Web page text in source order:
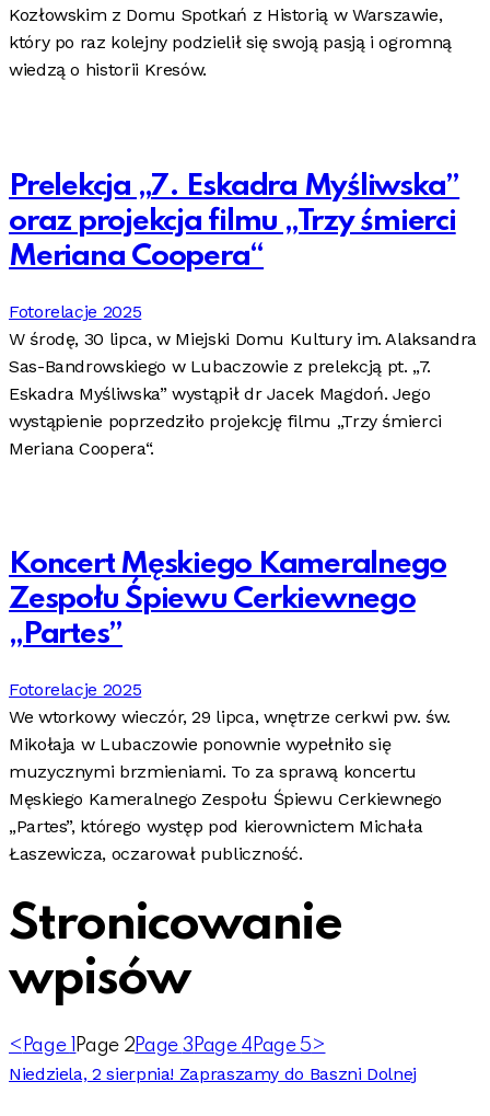
Kozłowskim z Domu Spotkań z Historią w Warszawie,
który po raz kolejny podzielił się swoją pasją i ogromną
wiedzą o historii Kresów.
Prelekcja „7. Eskadra Myśliwska”
oraz projekcja filmu „Trzy śmierci
Meriana Coopera“
Fotorelacje 2025
W środę, 30 lipca, w Miejski Domu Kultury im. Alaksandra
Sas-Bandrowskiego w Lubaczowie z prelekcją pt. „7.
Eskadra Myśliwska” wystąpił dr Jacek Magdoń. Jego
wystąpienie poprzedziło projekcję filmu „Trzy śmierci
Meriana Coopera“.
Koncert Męskiego Kameralnego
Zespołu Śpiewu Cerkiewnego
„Partes”
Fotorelacje 2025
We wtorkowy wieczór, 29 lipca, wnętrze cerkwi pw. św.
Mikołaja w Lubaczowie ponownie wypełniło się
muzycznymi brzmieniami. To za sprawą koncertu
Męskiego Kameralnego Zespołu Śpiewu Cerkiewnego
„Partes”, którego występ pod kierownictem Michała
Łaszewicza, oczarował publiczność.
Stronicowanie
wpisów
< Page Page 2Page 3 Page 4 Page5>
Niedziela, 2 sierpnia! Zapraszamy do Baszni Dolnej